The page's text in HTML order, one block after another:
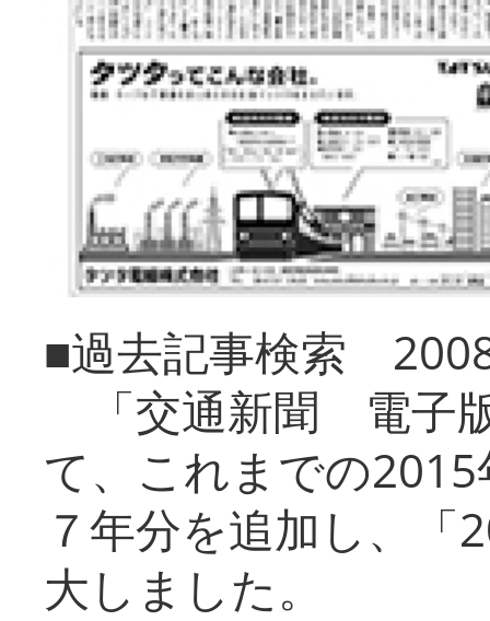
■過去記事検索
「交通新聞 電子
て、これまでの
７年分を追加し、「
大しまし